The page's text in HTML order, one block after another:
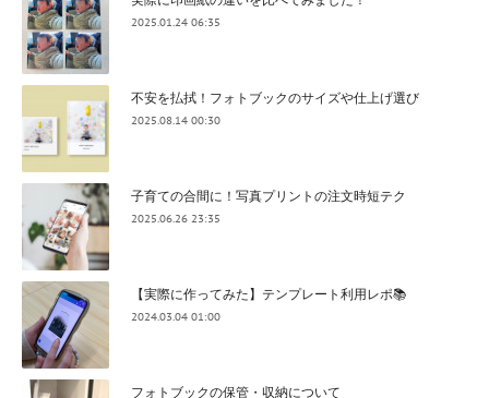
2025.01.24 06:35
不安を払拭！フォトブックのサイズや仕上げ選び
2025.08.14 00:30
子育ての合間に！写真プリントの注文時短テク
2025.06.26 23:35
【実際に作ってみた】テンプレート利用レポ📚
2024.03.04 01:00
フォトブックの保管・収納について